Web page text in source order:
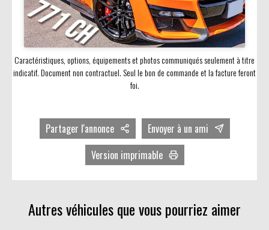
Caractéristiques, options, équipements et photos communiqués seulement à titre
indicatif. Document non contractuel. Seul le bon de commande et la facture feront
foi.
Partager l'annonce Envoyer à un ami
Version imprimable
Autres véhicules que vous pourriez aimer